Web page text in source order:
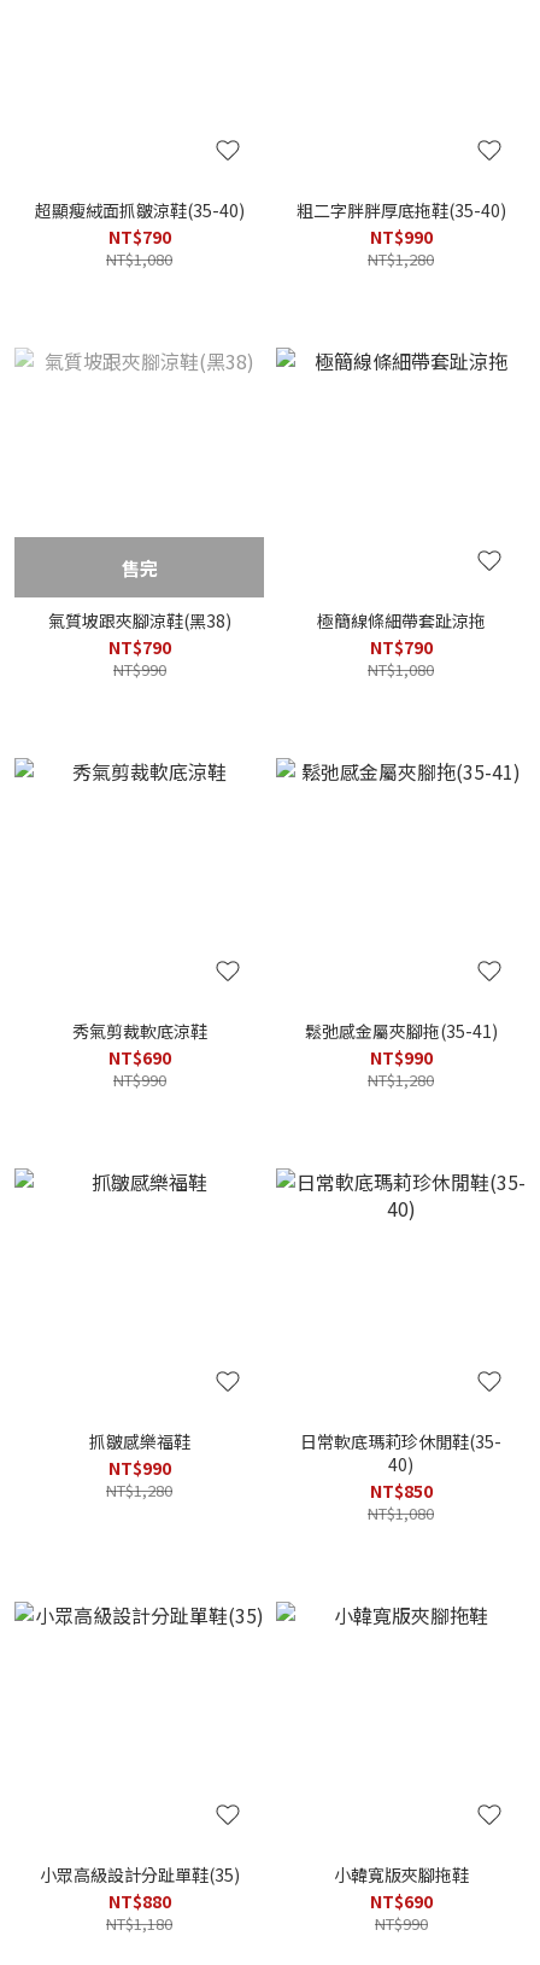
超顯瘦絨面抓皺涼鞋(35-40)
NT$790
NT$1,080
粗二字胖胖厚底拖鞋(35-40)
NT$990
NT$1,280
售完
氣質坡跟夾腳涼鞋(黑38)
NT$790
NT$990
極簡線條細帶套趾涼拖
NT$790
NT$1,080
秀氣剪裁軟底涼鞋
NT$690
NT$990
鬆弛感金屬夾腳拖(35-41)
NT$990
NT$1,280
抓皺感樂福鞋
NT$990
NT$1,280
日常軟底瑪莉珍休閒鞋(35-
40)
NT$850
NT$1,080
小眾高級設計分趾單鞋(35)
NT$880
NT$1,180
小韓寬版夾腳拖鞋
NT$690
NT$990